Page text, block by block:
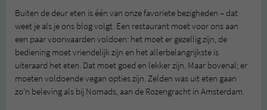
Buiten de deur eten is één van onze favoriete bezigheden – dat
weet je als je ons blog volgt. Een restaurant moet voor ons aan
een paar voorwaarden voldoen: het moet er gezellig zijn, de
bediening moet vriendelijk zijn en het allerbelangrijkste is
uiteraard het eten. Dat moet goed en lekker zijn. Maar bovenal; er
moeten voldoende vegan opties zijn. Zelden was uit eten gaan
zo’n beleving als bij Nomads, aan de Rozengracht in Amsterdam.